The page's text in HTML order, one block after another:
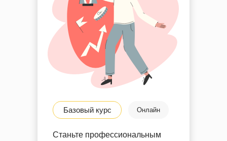
Станьте профессиональным
Онлайн
Базовый курс